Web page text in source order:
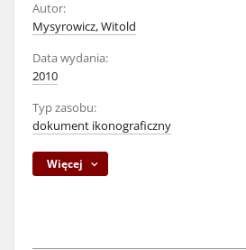
Autor:
Mysyrowicz, Witold
Data wydania:
2010
Typ zasobu:
dokument ikonograficzny
Więcej